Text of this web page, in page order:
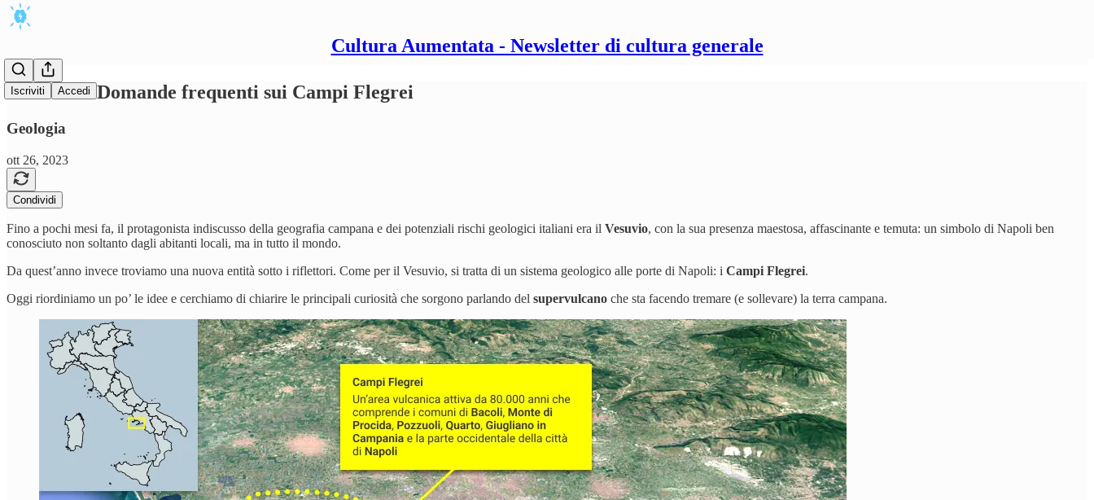
Cultura Aumentata - Newsletter di cultura generale
Iscriviti Accedi
#43/2023 - Domande frequenti sui Campi Flegrei
Geologia
ott 26, 2023
Condividi
Fino a pochi mesi fa, il protagonista indiscusso della geografia campana e dei potenziali rischi geologici italiani era il Vesuvio, con la sua presenza maestosa, affascinante e temuta: un simbolo di Napoli ben
conosciuto non soltanto dagli abitanti locali, ma in tutto il mondo.
Da quest’anno invece troviamo una nuova entità sotto i riflettori. Come per il Vesuvio, si tratta di un sistema geologico alle porte di Napoli: i Campi Flegrei.
Oggi riordiniamo un po’ le idee e cerchiamo di chiarire le principali curiosità che sorgono parlando del supervulcano che sta facendo tremare (e sollevare) la terra campana.